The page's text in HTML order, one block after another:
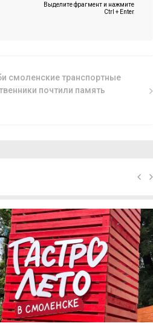
Выделите фрагмент и нажмите
Ctrl + Enter
смоленские транспортные
почтили память